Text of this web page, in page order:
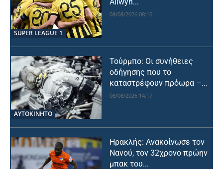
SUPER LEAGUE 1
Allwyn...
08/08/2026 08:10
ΑΥΤΟΚΙΝΗΤΟ
Τούρμπο: Οι συνήθειες
οδήγησης που το
καταστρέφουν πρόωρα –...
08/08/2026 14:17
Ηρακλής: Ανακοίνωσε τον
Νανού, τον 32χρονο πρώην
μπακ του...